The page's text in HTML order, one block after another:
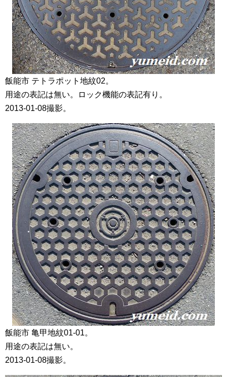
飯能市 テトラポット地紋02。
用途の表記は無い。ロック機能の表記有り。
2013-01-08撮影。
飯能市 亀甲地紋01-01。
用途の表記は無い。
2013-01-08撮影。